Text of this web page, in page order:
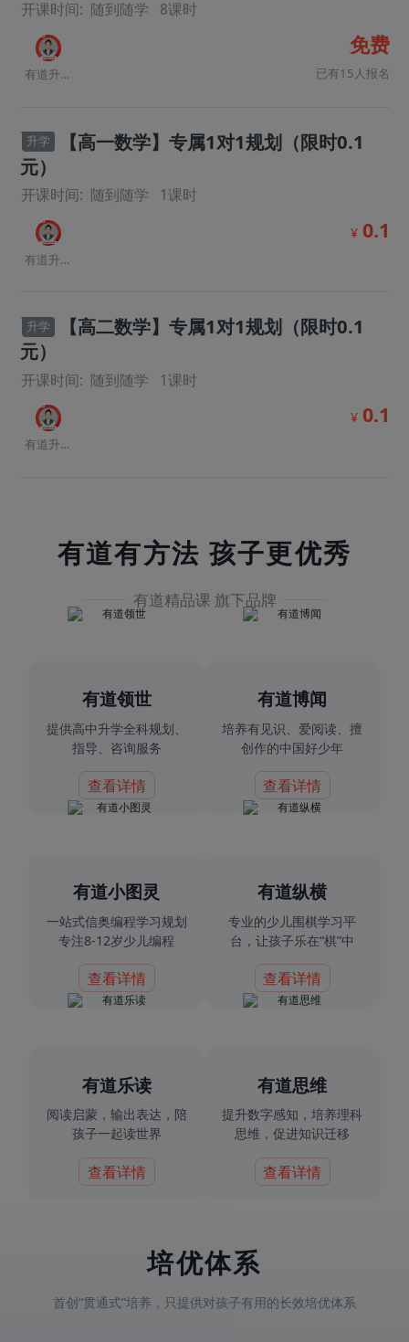
开课时间: 随到随学 8课时
有道升学规划师
免费
已有15人报名
升学
【高一数学】专属1对1规划（限时0.1
元）
开课时间: 随到随学 1课时
有道升学规划师
¥ 0.1
升学
【高二数学】专属1对1规划（限时0.1
元）
开课时间: 随到随学 1课时
有道升学规划师
¥ 0.1
有道有方法 孩子更优秀
有道精品课 旗下品牌
有道领世
提供高中升学全科规划、
指导、咨询服务
查看详情
有道博闻
培养有见识、爱阅读、擅
创作的中国好少年
查看详情
有道小图灵
一站式信奥编程学习规划
专注8-12岁少儿编程
查看详情
有道纵横
专业的少儿围棋学习平
台，让孩子乐在“棋”中
查看详情
有道乐读
阅读启蒙，输出表达，陪
孩子一起读世界
查看详情
有道思维
提升数字感知，培养理科
思维，促进知识迁移
查看详情
培优体系
首创“贯通式”培养，只提供对孩子有用的长效培优体系